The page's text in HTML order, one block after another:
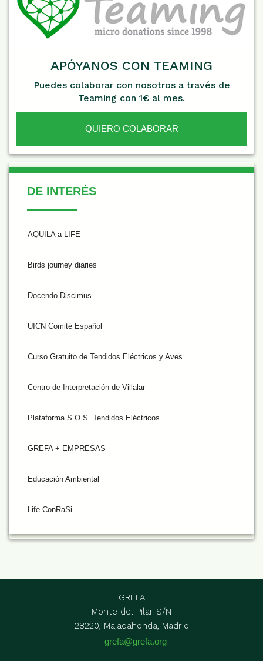
APÓYANOS CON TEAMING
Puedes colaborar con nosotros a través de
Teaming con 1€ al mes.
QUIERO COLABORAR
De Interés
DE INTERÉS
AQUILA a-LIFE
Birds journey diaries
Docendo Discimus
UICN Comité Español
Curso Gratuito de Tendidos Eléctricos y Aves
Centro de Interpretación de Villalar
Plataforma S.O.S. Tendidos Eléctricos
GREFA + EMPRESAS
Educación Ambiental
Life ConRaSi
GREFA
Monte del Pilar S/N
28220, Majadahonda, Madrid
grefa@grefa.org